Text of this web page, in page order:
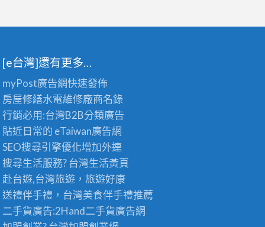
[e台灣]還有更多…
myPost廣告網快速發佈
房屋修繕水電維修廠商名錄
行銷必用:台灣B2B分類廣告
貼近日常的 eTaiwan廣告網
SEO搜尋引擎優化增加外連
搜尋生活服務? 台灣生活黃頁
赴台遊,台灣旅遊 ，旅遊好康
送禮伴手禮，台灣美食伴手禮推薦
二手貨廣告:2Hand二手貨廣告網